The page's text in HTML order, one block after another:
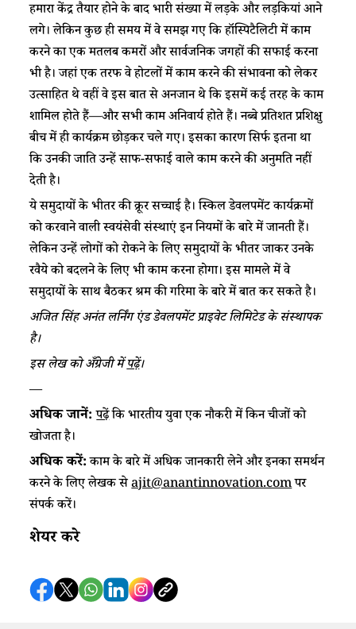
हमारा केंद्र तैयार होने के बाद भारी संख्या में लड़के और लड़कियां आने
लगे। लेकिन कुछ ही समय में वे समझ गए कि हॉस्पिटैलिटी में काम
करने का एक मतलब कमरों और सार्वजनिक जगहों की सफाई करना
भी है। जहां एक तरफ वे होटलों में काम करने की संभावना को लेकर
उत्साहित थे वहीं वे इस बात से अनजान थे कि इसमें कई तरह के काम
शामिल होते हैं—और सभी काम अनिवार्य होते हैं। नब्बे प्रतिशत प्रशिक्षु
बीच में ही कार्यक्रम छोड़कर चले गए। इसका कारण सिर्फ इतना था
कि उनकी जाति उन्हें साफ-सफाई वाले काम करने की अनुमति नहीं
देती है।
ये समुदायों के भीतर की क्रूर सच्चाई है। स्किल डेवलपमेंट कार्यक्रमों
को करवाने वाली स्वयंसेवी संस्थाएं इन नियमों के बारे में जानती हैं।
लेकिन उन्हें लोगों को रोकने के लिए समुदायों के भीतर जाकर उनके
रवैये को बदलने के लिए भी काम करना होगा। इस मामले में वे
समुदायों के साथ बैठकर श्रम की गरिमा के बारे में बात कर सकते है।
अजित सिंह अनंत लर्निंग एंड डेवलपमेंट प्राइवेट लिमिटेड के संस्थापक
है।
इस लेख को अँग्रेजी मेंपढ़ें।
—
अधिक जानें:पढ़ेंकि भारतीय युवा एक नौकरी में किन चीजों को
खोजता है।
अधिक करें:काम के बारे में अधिक जानकारी लेने और इनका समर्थन
करने के लिए लेखक सेajit@anantinnovation.comपर
संपर्क करें।
शेयर करे